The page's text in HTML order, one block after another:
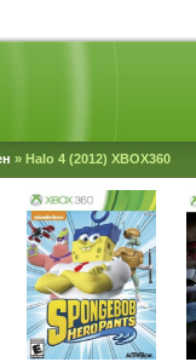
» Halo 4 (2012) XBOX360